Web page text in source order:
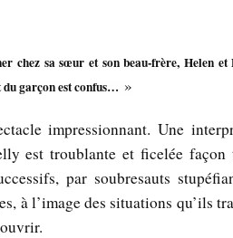
chez sa sœur et son beau-frère, Helen et
du garçon est confus… »
impressionnant. Une
est troublante et ficelée façon
par soubresauts
à l’image des situations qu’ils